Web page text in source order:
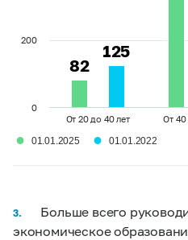
82
82
125
125
От 20 до 40 лет От 40
0
200
● 01.01.2025 ● 01.01.2022
3.
Больше всего
экономическое